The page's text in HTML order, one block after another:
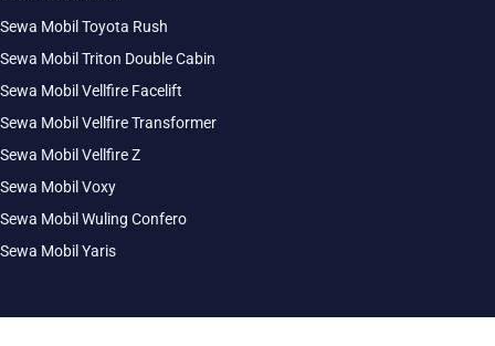
Sewa Mobil Toyota Rush
Sewa Mobil Triton Double Cabin
Sewa Mobil Vellfire Facelift
Sewa Mobil Vellfire Transformer
Sewa Mobil Vellfire Z
Sewa Mobil Voxy
Sewa Mobil Wuling Confero
Sewa Mobil Yaris